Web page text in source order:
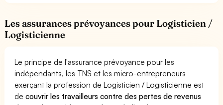
Les assurances prévoyances pour Logisticien /
Logisticienne
Le principe de l'assurance prévoyance pour les
indépendants, les TNS et les micro-entrepreneurs
exerçant la profession de Logisticien / Logisticienne est
decouvrir les travailleurs contre des pertes de revenus